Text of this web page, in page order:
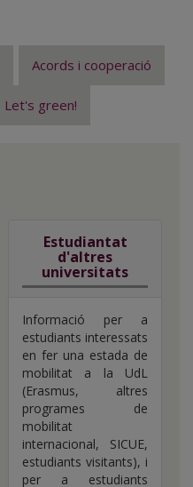
Acords i cooperació
Let's green!
Estudiantat
d'altres
universitats
Informació per a
estudiants interessats
en fer una estada de
mobilitat a la UdL
(Erasmus, altres
programes de
mobilitat
internacional, SICUE,
estudiants visitants), i
per a estudiants